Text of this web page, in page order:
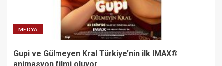
MEDYA
Gupi ve Gülmeyen Kral Türkiye’nin ilk IMAX®
animasyon filmi oluyor